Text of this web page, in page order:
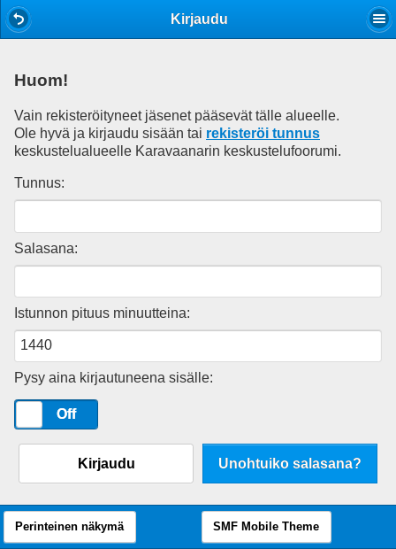
Kirjaudu
Huom!
Vain rekisteröityneet jäsenet pääsevät tälle alueelle.
Ole hyvä ja kirjaudu sisään tai rekisteröi tunnus
keskustelualueelle Karavaanarin keskustelufoorumi.
Tunnus:
Salasana:
Istunnon pituus minuutteina:
Pysy aina kirjautuneena sisälle:
Off
Kirjaudu Unohtuiko salasana?
Perinteinen näkymä SMF Mobile Theme